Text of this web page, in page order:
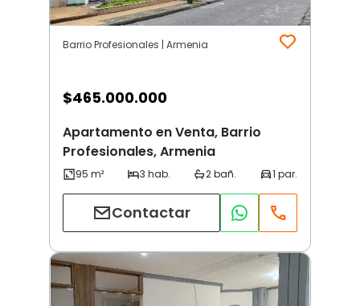
Barrio Profesionales | Armenia
$465.000.000
Apartamento en Venta, Barrio
Profesionales, Armenia
Contactar